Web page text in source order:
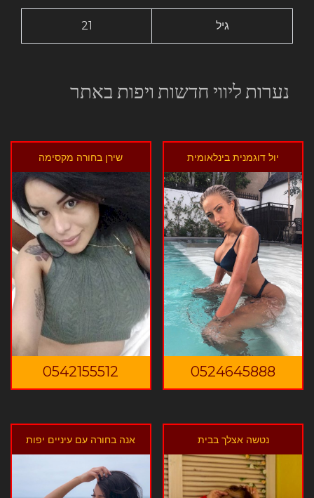
21 גיל
נערות ליווי חדשות ויפות באתר
יול דוגמנית בינלאומית
0524645888
שירן בחורה מקסימה
0542155512
נטשה אצלך בבית אנה בחורה עם עיניים יפות